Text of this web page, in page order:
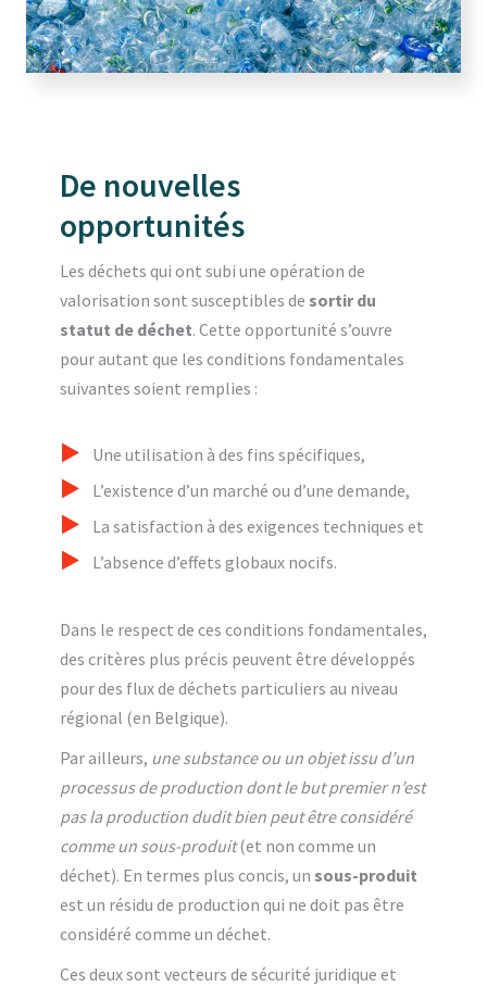
De nouvelles
opportunités
Les déchets qui ont subi une opération de
valorisation sont susceptibles de sortir du
statut de déchet. Cette opportunité s’ouvre
pour autant que les conditions fondamentales
suivantes soient remplies :
Une utilisation à des fins spécifiques,
L’existence d’un marché ou d’une demande,
La satisfaction à des exigences techniques et
L’absence d’effets globaux nocifs.
Dans le respect de ces conditions fondamentales,
des critères plus précis peuvent être développés
pour des flux de déchets particuliers au niveau
régional (en Belgique).
Par ailleurs, unesubstance ou un objet issu d’un
processus de production dont le but premier n’est
pas la production dudit bien peut être considéré
comme un sous-produit(et non comme un
déchet). En termes plus concis, un sous-produit
est un résidu de production qui ne doit pas être
considéré comme un déchet.
Ces deux sont vecteurs de sécurité juridique et